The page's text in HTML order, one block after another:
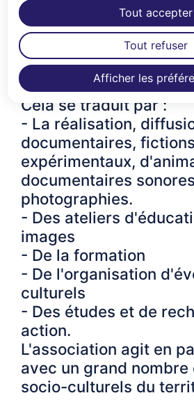
Afficher les
Tout accepter
Tout refuser
de créations
ethnologiques comme
d'expression, de
rencontre, de réflexion
valorisation.
Cela se traduit par :
- La réalisation,
documentaires,
expérimentaux,
documentaires
photographies.
- Des ateliers
images
- De la formation
- De l'organisation
culturels
- Des études et de
action.
L'association agit en
avec un grand
socio-culturels du